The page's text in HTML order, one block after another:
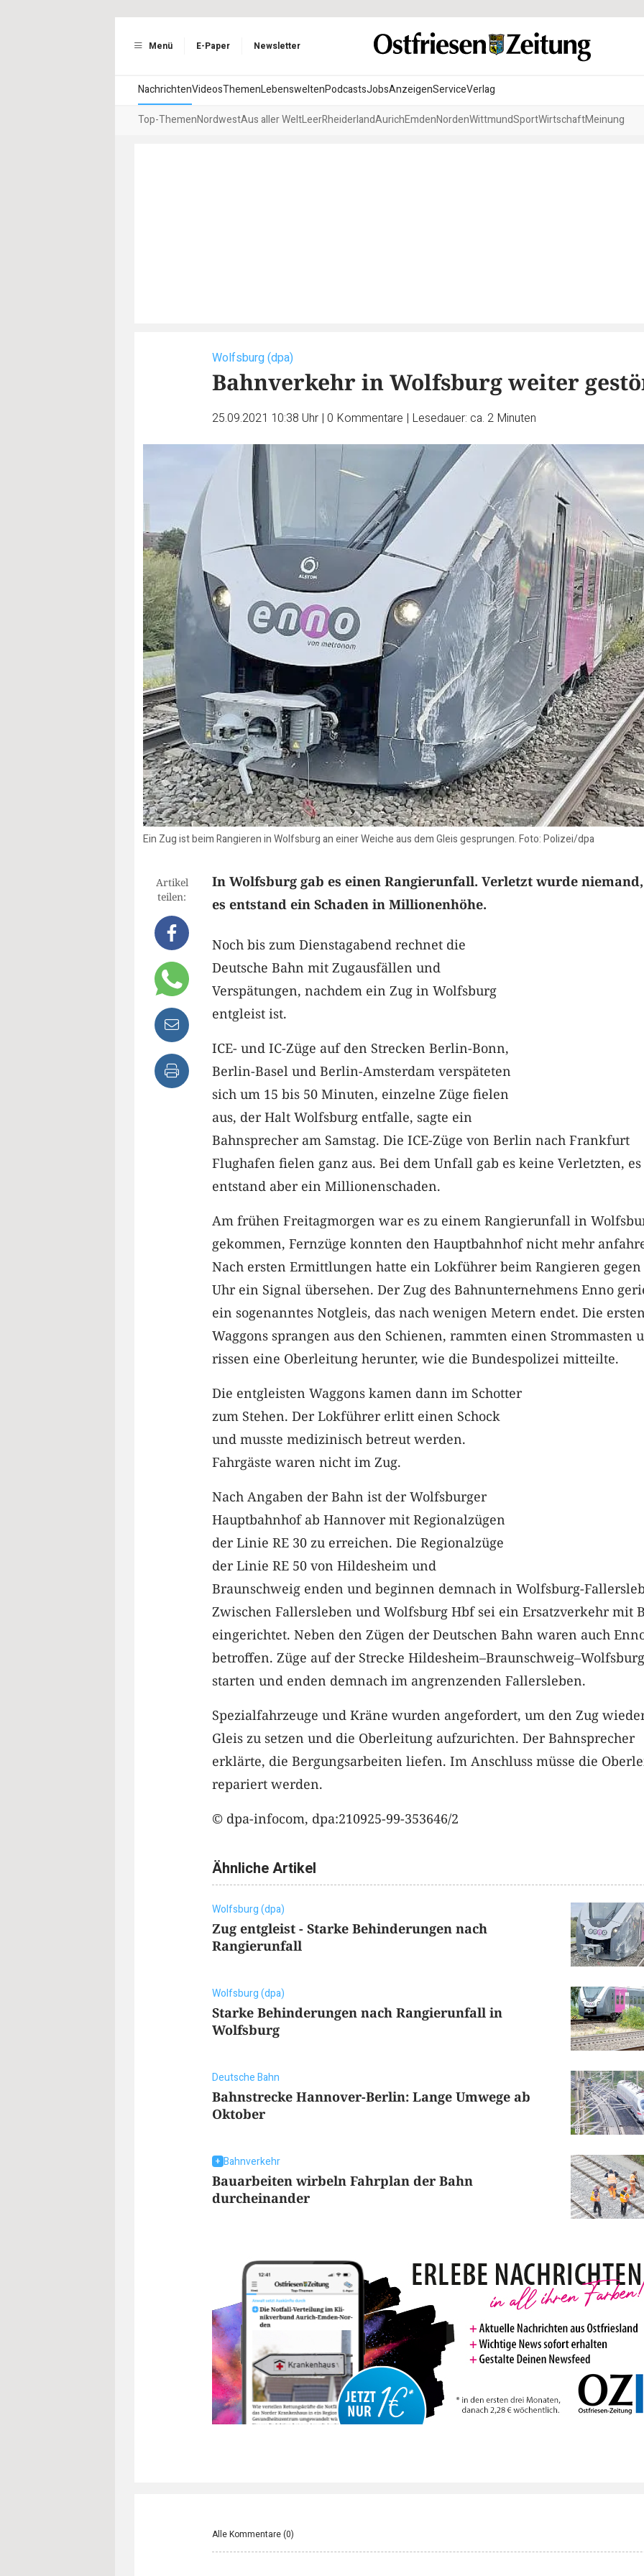
Menü E-Paper Newsletter
NachrichtenVideosThemenLebensweltenPodcastsJobsAnzeigenServiceVerlag
Top-ThemenNordwestAus aller WeltLeerRheiderlandAurichEmdenNordenWittmundSportWirtschaftMeinung
Wolfsburg (dpa)
Bahnverkehr in Wolfsburg weiter
25.09.2021 10:38 Uhr | 0 Kommentare | Lesedauer: ca. 2 Minuten
Ein Zug ist beim Rangieren in Wolfsburg an einer Weiche aus dem Gleis gesprungen. Foto: Polizei/dpa
Artikel
teilen:
In Wolfsburg gab es einen Rangierunfall. Verletzt wurde
es entstand ein Schaden in Millionenhöhe.
Noch bis zum Dienstagabend rechnet die
Deutsche Bahn mit Zugausfällen und
Verspätungen, nachdem ein Zug in Wolfsburg
entgleist ist.
ICE- und IC-Züge auf den Strecken Berlin-Bonn,
Berlin-Basel und Berlin-Amsterdam verspäteten
sich um 15 bis 50 Minuten, einzelne Züge fielen
aus, der Halt Wolfsburg entfalle, sagte ein
Bahnsprecher am Samstag. Die ICE-Züge von Berlin nach Frankfurt
Flughafen fielen ganz aus. Bei dem Unfall gab es keine Verletzten, es
entstand aber ein Millionenschaden.
Am frühen Freitagmorgen war es zu einem Rangierunfall in
gekommen, Fernzüge konnten den Hauptbahnhof nicht mehr
Nach ersten Ermittlungen hatte ein Lokführer beim Rangieren gegen
Uhr ein Signal übersehen. Der Zug des Bahnunternehmens Enno
ein sogenanntes Notgleis, das nach wenigen Metern endet. Die
Waggons sprangen aus den Schienen, rammten einen Strommasten
rissen eine Oberleitung herunter, wie die Bundespolizei mitteilte.
Die entgleisten Waggons kamen dann im Schotter
zum Stehen. Der Lokführer erlitt einen Schock
und musste medizinisch betreut werden.
Fahrgäste waren nicht im Zug.
Nach Angaben der Bahn ist der Wolfsburger
Hauptbahnhof ab Hannover mit Regionalzügen
der Linie RE 30 zu erreichen. Die Regionalzüge
der Linie RE 50 von Hildesheim und
Braunschweig enden und beginnen demnach in Wolfsburg-
Zwischen Fallersleben und Wolfsburg Hbf sei ein Ersatzverkehr mit
eingerichtet. Neben den Zügen der Deutschen Bahn waren auch
betroffen. Züge auf der Strecke Hildesheim–Braunschweig–Wolfsburg
starten und enden demnach im angrenzenden Fallersleben.
Spezialfahrzeuge und Kräne wurden angefordert, um den Zug
Gleis zu setzen und die Oberleitung aufzurichten. Der Bahnsprecher
erklärte, die Bergungsarbeiten liefen. Im Anschluss müsse die
repariert werden.
© dpa-infocom, dpa:210925-99-353646/2
Ähnliche Artikel
Wolfsburg (dpa)
Zug entgleist - Starke Behinderungen nach
Rangierunfall
Wolfsburg (dpa)
Starke Behinderungen nach Rangierunfall in
Wolfsburg
Deutsche Bahn
Bahnstrecke Hannover-Berlin: Lange Umwege ab
Oktober
Bahnverkehr
Bauarbeiten wirbeln Fahrplan der Bahn
durcheinander
Alle Kommentare (0)